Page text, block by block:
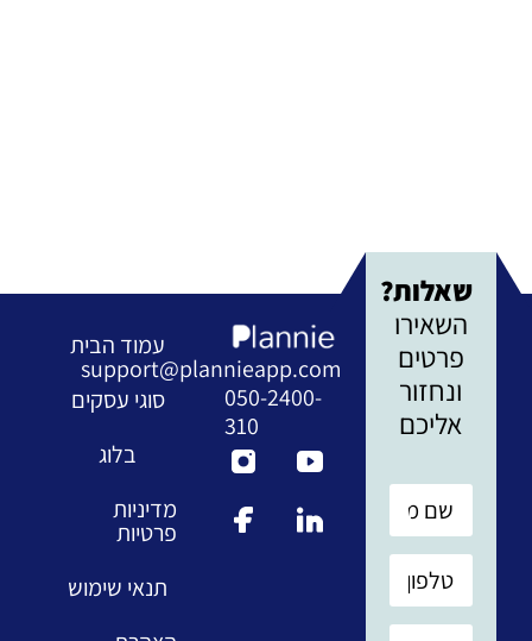
עמוד הבית
סוגי עסקים
בלוג
מדיניות
פרטיות
תנאי שימוש
שאלות?
השאירו
פרטים
ונחזור
אליכם
support@plannieapp.com
050-2400-
310